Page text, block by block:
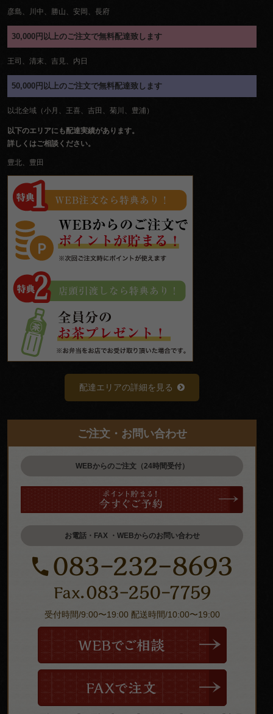
彦島、川中、勝山、安岡、長府
30,000円以上のご注文で無料配達致します
王司、清末、吉見、内日
50,000円以上のご注文で無料配達致します
以北全域（小月、王喜、吉田、菊川、豊浦）
以下のエリアにも配達実績があります。
詳しくはご相談ください。
豊北、豊田
配達エリアの詳細を見る
ご注文・お問い合わせ
WEBからのご注文（24時間受付）
お電話・FAX ・WEBからのお問い合わせ
受付時間/9:00〜19:00 配送時間/10:00〜19:00